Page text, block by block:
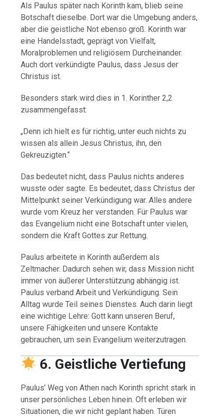
Als Paulus später nach Korinth kam, blieb seine
Botschaft dieselbe. Dort war die Umgebung anders,
aber die geistliche Not ebenso groß. Korinth war
eine Handelsstadt, geprägt von Vielfalt,
Moralproblemen und religiösem Durcheinander.
Auch dort verkündigte Paulus, dass Jesus der
Christus ist.
Besonders stark wird dies in 1. Korinther 2,2
zusammengefasst:
„Denn ich hielt es für richtig, unter euch nichts zu
wissen als allein Jesus Christus, ihn, den
Gekreuzigten.“
Das bedeutet nicht, dass Paulus nichts anderes
wusste oder sagte. Es bedeutet, dass Christus der
Mittelpunkt seiner Verkündigung war. Alles andere
wurde vom Kreuz her verstanden. Für Paulus war
das Evangelium nicht eine Botschaft unter vielen,
sondern die Kraft Gottes zur Rettung.
Paulus arbeitete in Korinth außerdem als
Zeltmacher. Dadurch sehen wir, dass Mission nicht
immer von äußerer Unterstützung abhängig ist.
Paulus verband Arbeit und Verkündigung. Sein
Alltag wurde Teil seines Dienstes. Auch darin liegt
eine wichtige Lehre: Gott kann unseren Beruf,
unsere Fähigkeiten und unsere Kontakte
gebrauchen, um sein Evangelium weiterzutragen.
6. Geistliche Vertiefung
Paulus’ Weg von Athen nach Korinth spricht stark in
unser persönliches Leben hinein. Oft erleben wir
Situationen, die wir nicht geplant haben. Türen